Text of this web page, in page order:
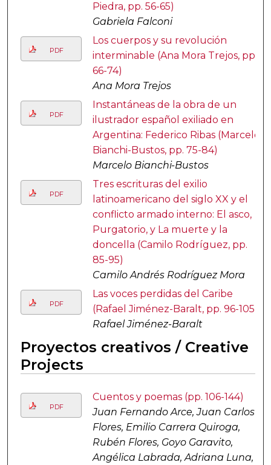
Piedra, pp. 56-65)
Gabriela Falconi
PDF
Los cuerpos y su revolución
interminable (Ana Mora Trejos, pp.
66-74)
Ana Mora Trejos
PDF
Instantáneas de la obra de un
ilustrador español exiliado en
Argentina: Federico Ribas (Marcelo
Bianchi-Bustos, pp. 75-84)
Marcelo Bianchi-Bustos
PDF
Tres escrituras del exilio
latinoamericano del siglo XX y el
conflicto armado interno: El asco,
Purgatorio, y La muerte y la
doncella (Camilo Rodríguez, pp.
85-95)
Camilo Andrés Rodríguez Mora
PDF
Las voces perdidas del Caribe
(Rafael Jiménez-Baralt, pp. 96-105)
Rafael Jiménez-Baralt
Proyectos creativos / Creative
Projects
PDF
Cuentos y poemas (pp. 106-144)
Juan Fernando Arce, Juan Carlos
Flores, Emilio Carrera Quiroga,
Rubén Flores, Goyo Garavito,
Angélica Labrada, Adriana Luna,